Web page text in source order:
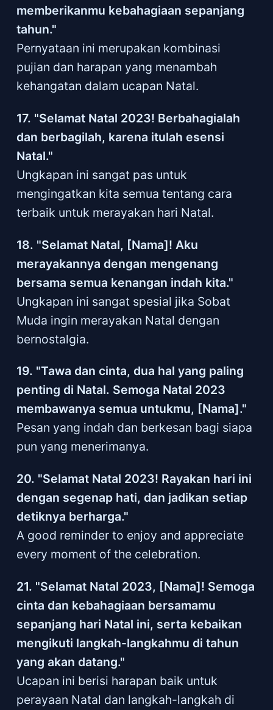
memberikanmu kebahagiaan sepanjang
tahun."
Pernyataan ini merupakan kombinasi
pujian dan harapan yang menambah
kehangatan dalam ucapan Natal.
17. "Selamat Natal 2023! Berbahagialah
dan berbagilah, karena itulah esensi
Natal."
Ungkapan ini sangat pas untuk
mengingatkan kita semua tentang cara
terbaik untuk merayakan hari Natal.
18. "Selamat Natal, [Nama]! Aku
merayakannya dengan mengenang
bersama semua kenangan indah kita."
Ungkapan ini sangat spesial jika Sobat
Muda ingin merayakan Natal dengan
bernostalgia.
19. "Tawa dan cinta, dua hal yang paling
penting di Natal. Semoga Natal 2023
membawanya semua untukmu, [Nama]."
Pesan yang indah dan berkesan bagi siapa
pun yang menerimanya.
20. "Selamat Natal 2023! Rayakan hari ini
dengan segenap hati, dan jadikan setiap
detiknya berharga."
A good reminder to enjoy and appreciate
every moment of the celebration.
21. "Selamat Natal 2023, [Nama]! Semoga
cinta dan kebahagiaan bersamamu
sepanjang hari Natal ini, serta kebaikan
mengikuti langkah-langkahmu di tahun
yang akan datang."
Ucapan ini berisi harapan baik untuk
perayaan Natal dan langkah-langkah di